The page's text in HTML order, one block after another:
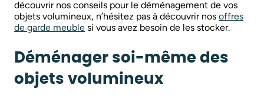
découvrir nos conseils pour le déménagement de vos
objets volumineux, n’hésitez pas à découvrir nos offres
de garde meuble si vous avez besoin de les stocker.
Déménager soi-même des
objets volumineux